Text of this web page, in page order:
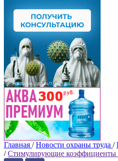
Главная / Новости охраны труда /
/ Стимулирующие коэффициенты